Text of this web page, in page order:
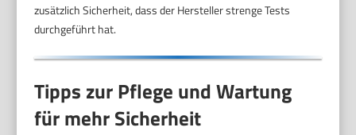
zusätzlich Sicherheit, dass der Hersteller strenge Tests
durchgeführt hat.
Tipps zur Pflege und Wartung
für mehr Sicherheit